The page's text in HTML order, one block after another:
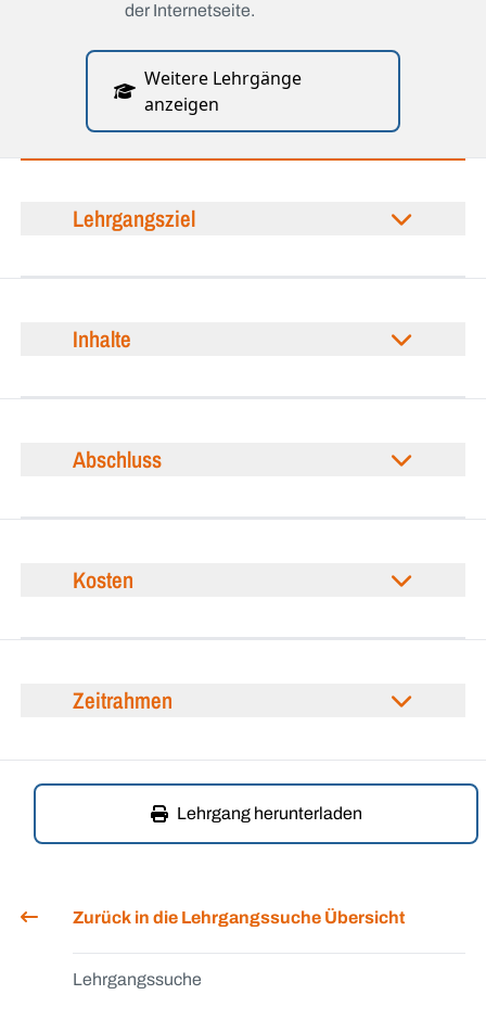
der Internetseite.
Weitere Lehrgänge
anzeigen
Lehrgangsziel
Inhalte
Abschluss
Kosten
Zeitrahmen
Lehrgang herunterladen
Zurück in die Lehrgangssuche Übersicht
Lehrgangssuche